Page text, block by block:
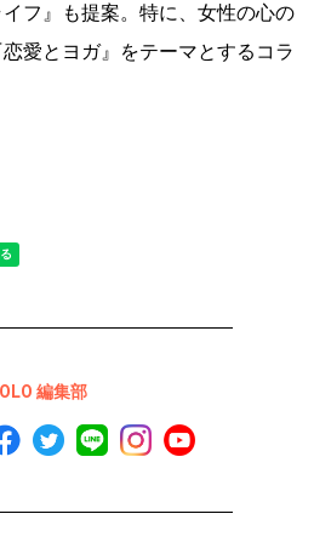
イフ』も提案。特に、女性の心の
愛とヨガ』をテーマとするコラ
編集部